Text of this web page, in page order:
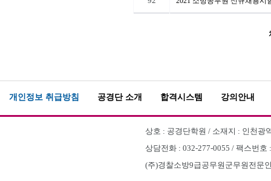
개인정보 취급방침 공경단 소개 합격시스템 강의안내
상호 : 공경단학원 / 소재지 : 인천광
상담전화 : 032-277-0055 / 팩스번
(주)경찰소방9급공무원군무원전문